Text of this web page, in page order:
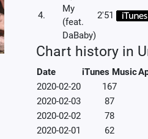
4.
My
(feat.
DaBaby)
2'51
Chart history in
Date iTunes Music
2020-02-20
167
2020-02-03
87
2020-02-02
78
2020-02-01
62